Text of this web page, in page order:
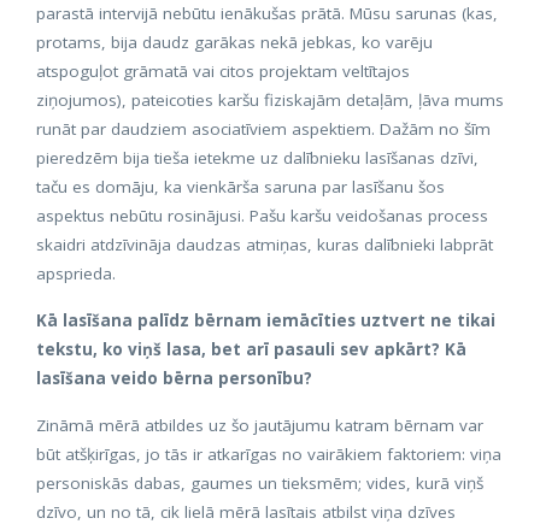
parastā intervijā nebūtu ienākušas prātā. Mūsu sarunas (kas,
protams, bija daudz garākas nekā jebkas, ko varēju
atspoguļot grāmatā vai citos projektam veltītajos
ziņojumos), pateicoties karšu fiziskajām detaļām, ļāva mums
runāt par daudziem asociatīviem aspektiem. Dažām no šīm
pieredzēm bija tieša ietekme uz dalībnieku lasīšanas dzīvi,
taču es domāju, ka vienkārša saruna par lasīšanu šos
aspektus nebūtu rosinājusi. Pašu karšu veidošanas process
skaidri atdzīvināja daudzas atmiņas, kuras dalībnieki labprāt
apsprieda.
Kā lasīšana palīdz bērnam iemācīties uztvert ne tikai
tekstu, ko viņš lasa, bet arī pasauli sev apkārt? Kā
lasīšana veido bērna personību?
Zināmā mērā atbildes uz šo jautājumu katram bērnam var
būt atšķirīgas, jo tās ir atkarīgas no vairākiem faktoriem: viņa
personiskās dabas, gaumes un tieksmēm; vides, kurā viņš
dzīvo, un no tā, cik lielā mērā lasītais atbilst viņa dzīves